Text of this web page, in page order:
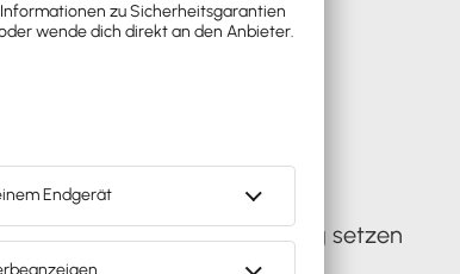
kundenBlick in Verbindung setzen